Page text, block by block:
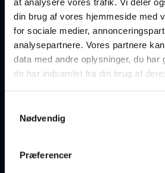
at analysere vores trafik. Vi deler
din brug af vores hjemmeside med
for sociale medier,
analysepartnere. Vores partnere
data med andre oplysninger, du har
de har indsamlet fra din brug af
Nødvendig
Præferencer
Medi Yoga
02-09-2026